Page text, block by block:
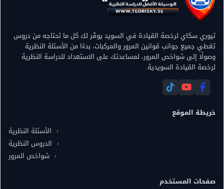
تيوري سكاي لرخصة القيادة في السويد يوفّر لك كل ما تحتاجه من دروس
تغطي جميع جوانب قوانين المرور والمركبات، بدءًا من الأسئلة النظرية
وصولًا إلى شواخص المرور، لمساعدتك على الاستعداد للدراسة النظرية
لرخصة القيادة السويدية.
خريطة الموقع
الأسئلة النظرية
الدروس النظرية
شواخص المرور
صفحات المستخدم